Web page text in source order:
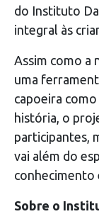
do Instituto
integral às
Assim como a
uma
capoeira
história, o
participantes,
vai além do
conhecimento
Sobre o